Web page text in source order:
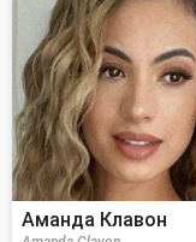
Аманда Клавон